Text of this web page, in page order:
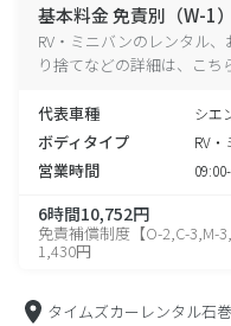
基本料金 免責別（W-1）
RV・ミニバンのレンタル
り捨てなどの詳細は、こち
代表車種 シエ
ボディタイプ RV
営業時間
6時間10,752円
免責補償制度【O-2,C-3,M-
1,430円
タイムズカーレンタル石